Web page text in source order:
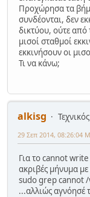
Προχώρησα τα
συνδέονται, δεν
δικτύου, ούτε
μισοί σταθμοί
εκκινήσουν οι
Τι να κάνω;
alkisg
29 Σεπ 2014, 08:26:04
Για το cannot
ακριβές μήνυμα
sudo grep cannot
...αλλιώς αγνόησέ